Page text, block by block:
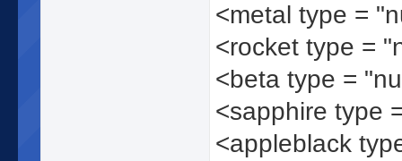
<metal type =
<rocket type =
<beta type =
<sapphire type
<appleblack